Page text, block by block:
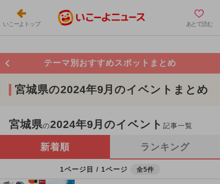
いこーよトップ あとで読む
テーマ別おすすめスポットまとめ
宮城県の2024年9月のイベントまとめ
宮城県の2024年9月のイベント記事一覧
新着順 ランキング
1ページ目 / 1ページ 全5件